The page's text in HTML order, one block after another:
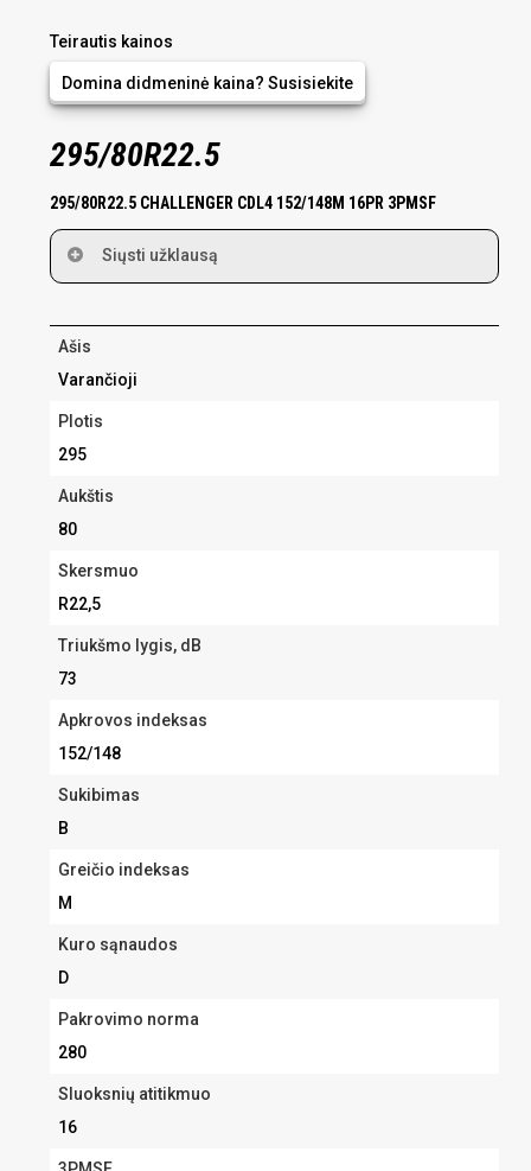
Teirautis kainos
Domina didmeninė kaina? Susisiekite
295/80R22.5
295/80R22.5 CHALLENGER CDL4 152/148M 16PR 3PMSF
Siųsti užklausą
Telefonas
Žinutė
pasiūlymus ir jų parengimui bei pateikimui naudotų
aukščiau pateiktus duomenis.
Ašis
Varančioji
Plotis
295
Aukštis
80
Skersmuo
R22,5
Triukšmo lygis, dB
73
Apkrovos indeksas
152/148
Sukibimas
B
Greičio indeksas
M
Kuro sąnaudos
D
Pakrovimo norma
280
Sluoksnių atitikmuo
16